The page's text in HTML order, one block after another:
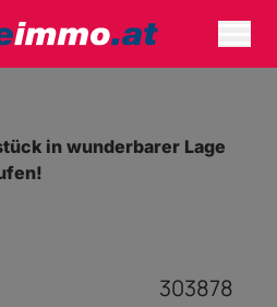
in wunderbarer Lage
303878